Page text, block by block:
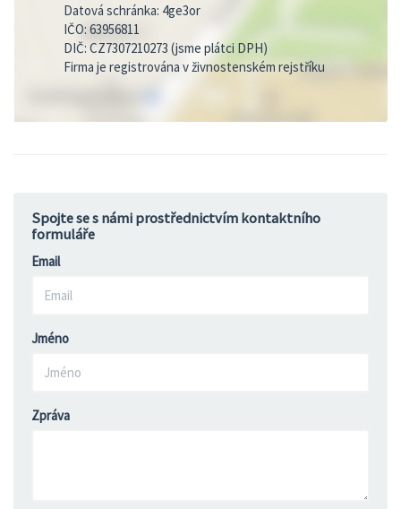
Datová schránka: 4ge3or
IČO: 63956811
DIČ: CZ7307210273 (jsme plátci DPH)
Firma je registrována v živnostenském rejstříku
Spojte se s námi prostřednictvím kontaktního
formuláře
Email
Jméno
Zpráva